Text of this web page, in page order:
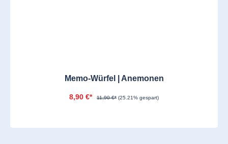
Memo-Würfel | Anemonen
8,90 €* 11,90 €* (25.21% gespart)